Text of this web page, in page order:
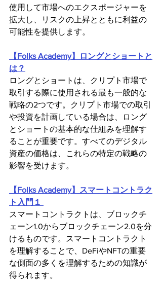
使用して市場へのエクスポージャーを
拡大し、リスクの上昇とともに利益の
可能性を提供します。
【Folks Academy】ロングとショートと
は？
ロングとショートは、クリプト市場で
取引する際に使用される最も一般的な
戦略の2つです。クリプト市場での取引
や投資を計画している場合は、ロング
とショートの基本的な仕組みを理解す
ることが重要です。すべてのデジタル
資産の価格は、これらの特定の戦略の
影響を受けます。
【Folks Academy】スマートコントラク
ト入門１
スマートコントラクトは、ブロックチ
ェーン1.0からブロックチェーン2.0を分
けるものです。スマートコントラクト
を理解することで、DeFiやNFTの重要
な側面の多くを理解するための知識が
得られます。